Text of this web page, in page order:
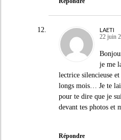
LAETI
22 juin
je me
lectrice silencieuse et
longs mois… Je te
pour te dire que je
devant tes photos et
Répondre